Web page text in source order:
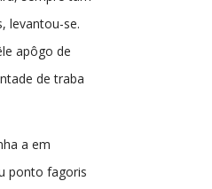
levantou-se.
apôgo de
de traba
a em
ponto fagoris